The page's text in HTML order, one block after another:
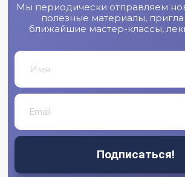
Мы периодически отправляем
полезные материалы,
ближайшие мастер-классы,
Подписаться!